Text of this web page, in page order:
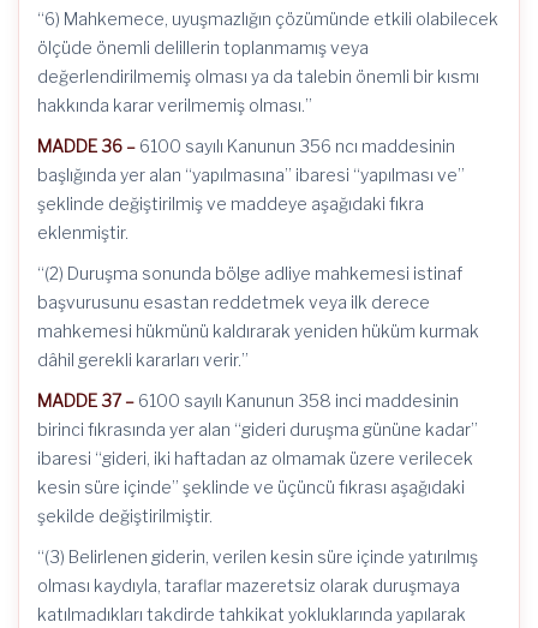
“6) Mahkemece, uyuşmazlığın çözümünde etkili olabilecek
ölçüde önemli delillerin toplanmamış veya
değerlendirilmemiş olması ya da talebin önemli bir kısmı
hakkında karar verilmemiş olması.”
MADDE 36 – 6100 sayılı Kanunun 356 ncı maddesinin
başlığında yer alan “yapılmasına” ibaresi “yapılması ve”
şeklinde değiştirilmiş ve maddeye aşağıdaki fıkra
eklenmiştir.
“(2) Duruşma sonunda bölge adliye mahkemesi istinaf
başvurusunu esastan reddetmek veya ilk derece
mahkemesi hükmünü kaldırarak yeniden hüküm kurmak
dâhil gerekli kararları verir.”
MADDE 37 – 6100 sayılı Kanunun 358 inci maddesinin
birinci fıkrasında yer alan “gideri duruşma gününe kadar”
ibaresi “gideri, iki haftadan az olmamak üzere verilecek
kesin süre içinde” şeklinde ve üçüncü fıkrası aşağıdaki
şekilde değiştirilmiştir.
“(3) Belirlenen giderin, verilen kesin süre içinde yatırılmış
olması kaydıyla, taraflar mazeretsiz olarak duruşmaya
katılmadıkları takdirde tahkikat yokluklarında yapılarak